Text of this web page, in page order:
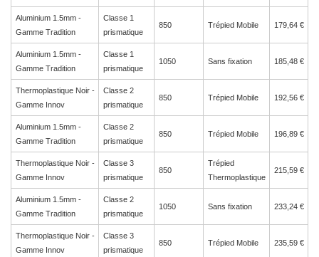
Aluminium 1.5mm -
Gamme Tradition
Classe 1
prismatique
850 Trépied Mobile 179,64 €
Aluminium 1.5mm -
Gamme Tradition
Classe 1
prismatique
1050 Sans fixation 185,48 €
Thermoplastique Noir -
Gamme Innov
Classe 2
prismatique
850 Trépied Mobile 192,56 €
Aluminium 1.5mm -
Gamme Tradition
Classe 2
prismatique
850 Trépied Mobile 196,89 €
Thermoplastique Noir -
Gamme Innov
Classe 3
prismatique
850
Trépied
Thermoplastique
215,59 €
Aluminium 1.5mm -
Gamme Tradition
Classe 2
prismatique
1050 Sans fixation 233,24 €
Thermoplastique Noir -
Gamme Innov
Classe 3
prismatique
850 Trépied Mobile 235,59 €